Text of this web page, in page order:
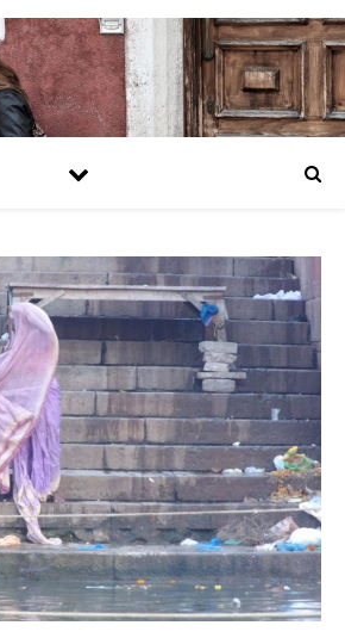
kaufen-deutschland.html
deutschland.html
kaufen-deutschland.html
kaufen-deutschland.html
kaufen-deutschland.html